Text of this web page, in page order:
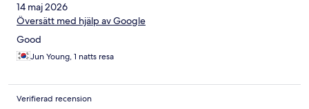
14 maj 2026
Översätt med hjälp av Google
Good
Jun Young, 1 natts resa
Verifierad recension